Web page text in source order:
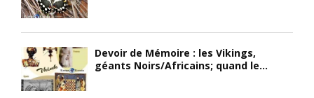
Devoir de Mémoire : les Vikings,
géants Noirs/Africains; quand le...